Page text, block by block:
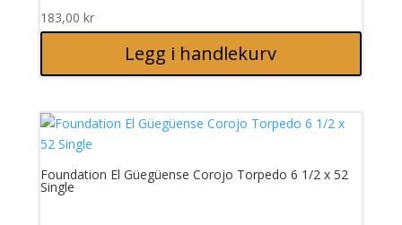
183,00 kr
Legg i handlekurv
Foundation El Güegüense Corojo Torpedo 6 1/2 x 52
Single